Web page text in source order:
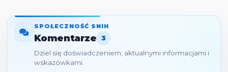
SPOŁECZNOŚĆ SNIH
Komentarze 3
Dziel się doświadczeniem, aktualnymi informacjami i
wskazówkami.